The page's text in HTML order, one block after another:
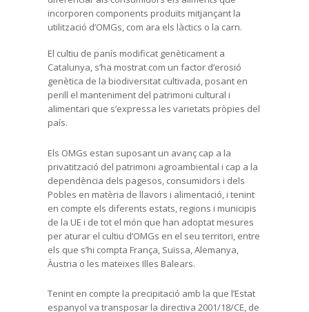
incorporen components produïts mitjançant la
utilització d’OMGs, com ara els làctics o la carn.
El cultiu de panís modificat genèticament a
Catalunya, s’ha mostrat com un factor d’erosió
genètica de la biodiversitat cultivada, posant en
perill el manteniment del patrimoni cultural i
alimentari que s’expressa les varietats pròpies del
país.
Els OMGs estan suposant un avanç cap a la
privatització del patrimoni agroambiental i cap a la
dependència dels pagesos, consumidors i dels
Pobles en matèria de llavors i alimentació, i tenint
en compte els diferents estats, regions i municipis
de la UE i de tot el món que han adoptat mesures
per aturar el cultiu d’OMGs en el seu territori, entre
els que s’hi compta França, Suïssa, Alemanya,
Àustria o les mateixes Illes Balears.
Tenint en compte la precipitació amb la que l’Estat
espanyol va transposar la directiva 2001/18/CE, de